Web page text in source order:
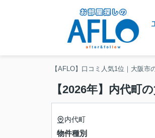
【AFLO】口コミ人気1位｜大阪
【2026年】内代町
内代町
物件種別